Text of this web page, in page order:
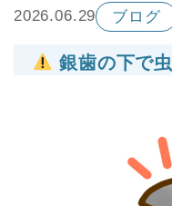
2026.06.29 ブログ
銀歯の下で虫歯になるって